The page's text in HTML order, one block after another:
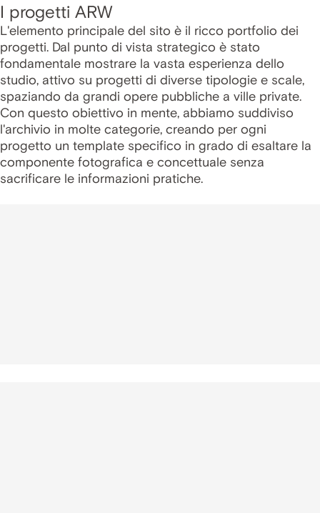
I progetti ARW
L'elemento principale del sito è il ricco portfolio dei
progetti. Dal punto di vista strategico è stato
fondamentale mostrare la vasta esperienza dello
studio, attivo su progetti di diverse tipologie e scale,
spaziando da grandi opere pubbliche a ville private.
Con questo obiettivo in mente, abbiamo suddiviso
l'archivio in molte categorie, creando per ogni
progetto un template specifico in grado di esaltare la
componente fotografica e concettuale senza
sacrificare le informazioni pratiche.